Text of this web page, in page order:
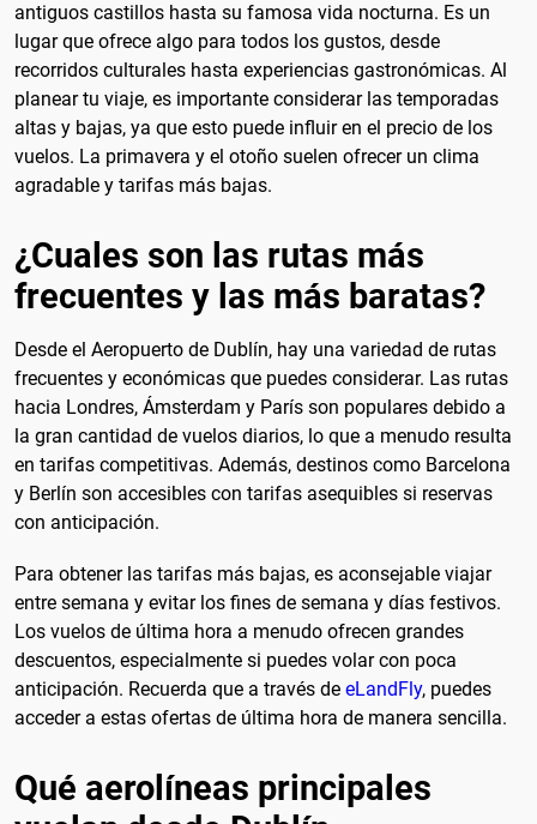
antiguos castillos hasta su famosa vida nocturna. Es un
lugar que ofrece algo para todos los gustos, desde
recorridos culturales hasta experiencias gastronómicas. Al
planear tu viaje, es importante considerar las temporadas
altas y bajas, ya que esto puede influir en el precio de los
vuelos. La primavera y el otoño suelen ofrecer un clima
agradable y tarifas más bajas.
¿Cuales son las rutas más
frecuentes y las más baratas?
Desde el Aeropuerto de Dublín, hay una variedad de rutas
frecuentes y económicas que puedes considerar. Las rutas
hacia Londres, Ámsterdam y París son populares debido a
la gran cantidad de vuelos diarios, lo que a menudo resulta
en tarifas competitivas. Además, destinos como Barcelona
y Berlín son accesibles con tarifas asequibles si reservas
con anticipación.
Para obtener las tarifas más bajas, es aconsejable viajar
entre semana y evitar los fines de semana y días festivos.
Los vuelos de última hora a menudo ofrecen grandes
descuentos, especialmente si puedes volar con poca
anticipación. Recuerda que a través de eLandFly, puedes
acceder a estas ofertas de última hora de manera sencilla.
Qué aerolíneas principales